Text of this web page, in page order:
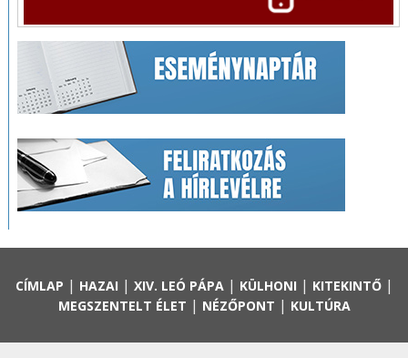
CÍMLAP | HAZAI | XIV. LEÓ PÁPA| KÜLHONI | KITEKINTŐ|
MEGSZENTELT ÉLET | NÉZŐPONT | KULTÚRA